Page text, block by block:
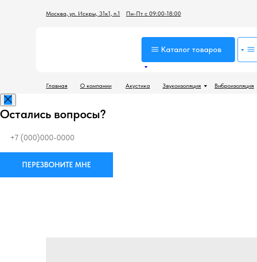
Главная О компании Звукоизоляция
Акустика Виброизоляция
Каталог товаров
Москва, ул. Искры, 31к1, п.1 Пн-Пт с 09:00-18:00
Остались вопросы?
ПЕРЕЗВОНИТЕ МНЕ